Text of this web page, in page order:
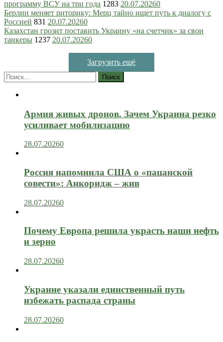
программу ВСУ на три года 1283 20.07.20260
Берлин меняет риторику: Мерц тайно ищет путь к диалогу с
Россией 831 20.07.20260
Казахстан грозит поставить Украину «на счетчик» за свои
танкеры 1237 20.07.20260
Загрузить ещё
Найти:
Армия живых дронов. Зачем Украина резко
усиливает мобилизацию
28.07.20260
Россия напомнила США о «пацанской
совести»: Анкоридж – жив
28.07.20260
Почему Европа решила украсть наши нефть
и зерно
28.07.20260
Украине указали единственный путь
избежать распада страны
28.07.20260